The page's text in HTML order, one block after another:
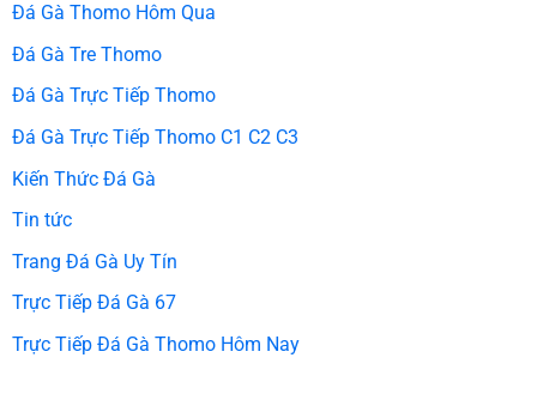
Đá Gà Thomo Hôm Qua
Đá Gà Tre Thomo
Đá Gà Trực Tiếp Thomo
Đá Gà Trực Tiếp Thomo C1 C2 C3
Kiến Thức Đá Gà
Tin tức
Trang Đá Gà Uy Tín
Trực Tiếp Đá Gà 67
Trực Tiếp Đá Gà Thomo Hôm Nay